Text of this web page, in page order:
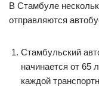
В Стамбуле
отправляются
Стамбульский
начинается от 65
каждой